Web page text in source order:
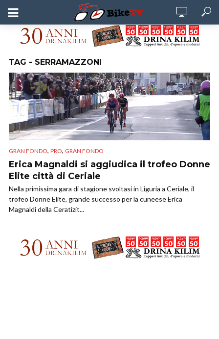
TAG - SERRAMAZZONI
GRAN FONDO, PRO, GRAN FONDO
Erica Magnaldi si aggiudica il trofeo Donne
Elite città di Ceriale
Nella primissima gara di stagione svoltasi in Liguria a Ceriale, il
trofeo Donne Elite, grande successo per la cuneese Erica
Magnaldi della Ceratizit...